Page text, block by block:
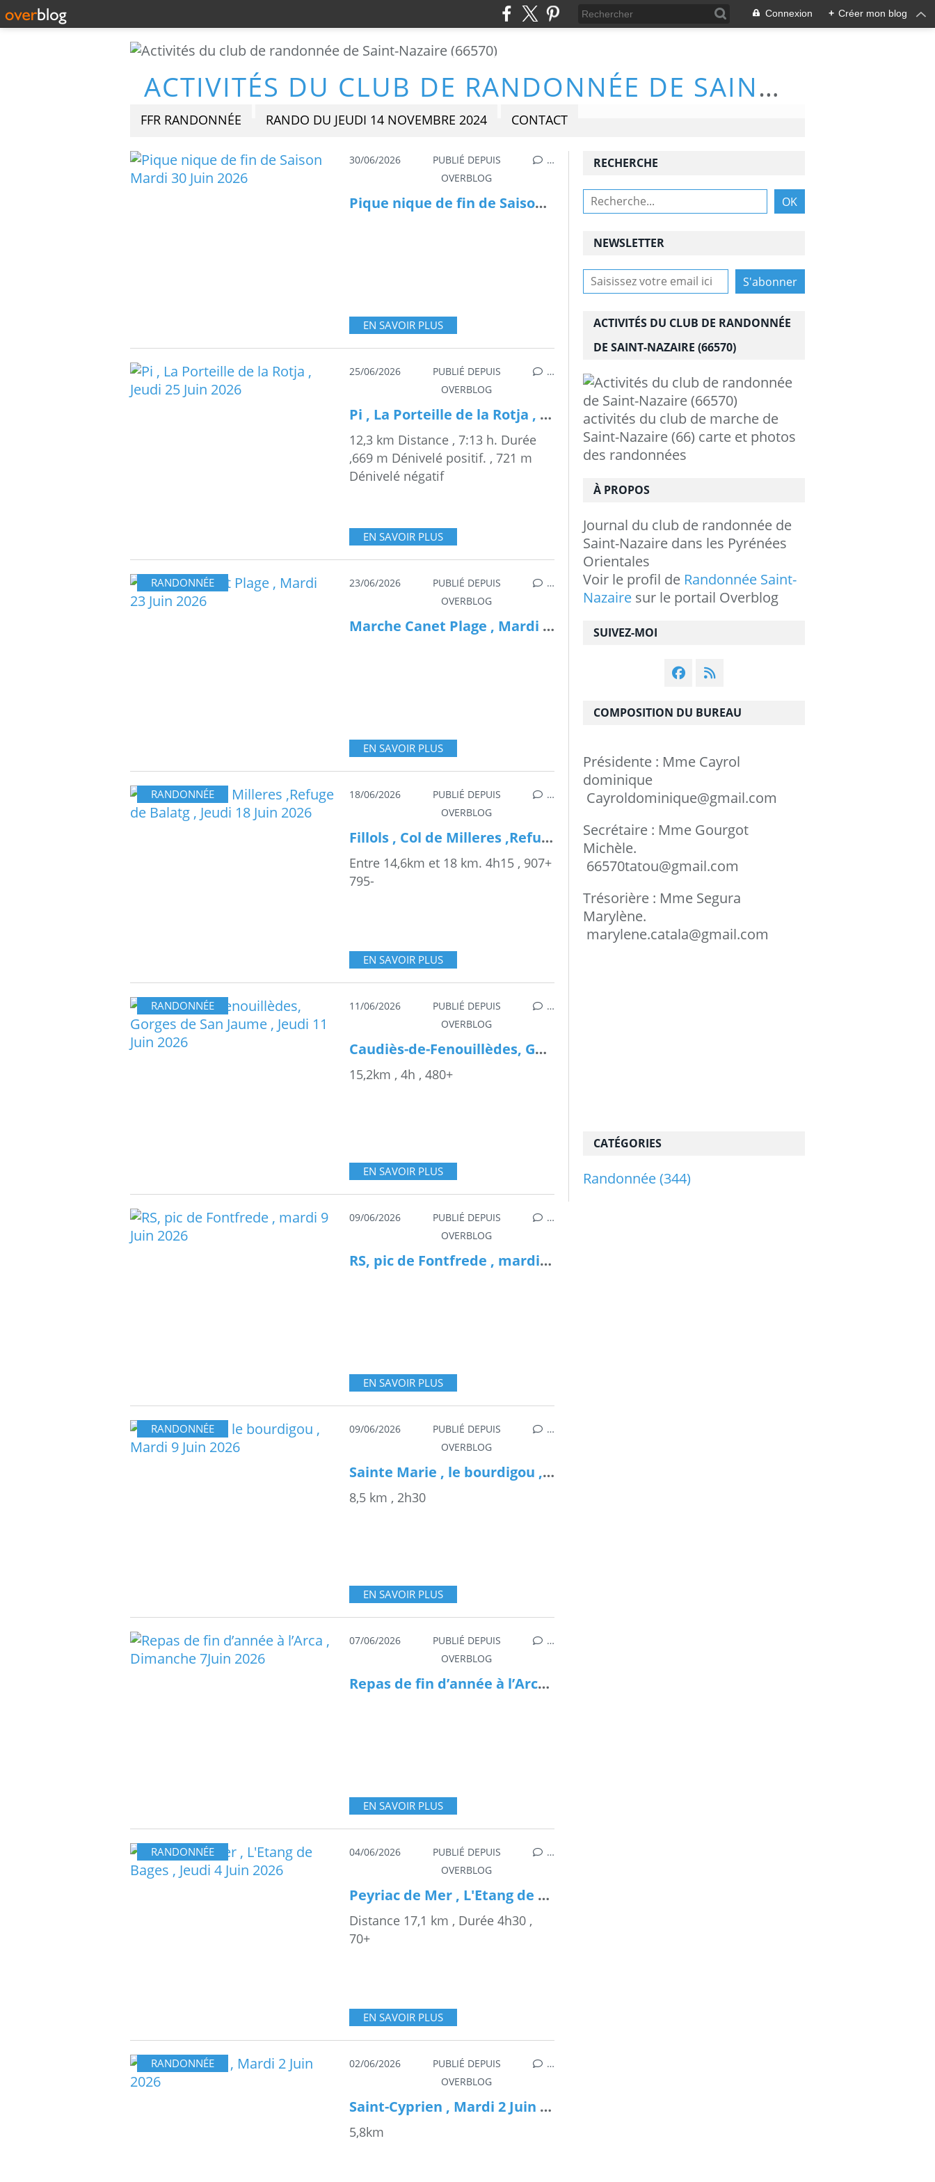
Connexion + Créer mon blog
ACTIVITÉS DU CLUB DE RANDONNÉE DE SAINT-NAZAIRE (66570)
FFR RANDONNÉE RANDO DU JEUDI 14 NOVEMBRE 2024 CONTACT
30/06/2026
PUBLIÉ DEPUIS
OVERBLOG
…
Pique nique de fin de Saison Mardi 30 Juin 2026
EN SAVOIR PLUS
25/06/2026
PUBLIÉ DEPUIS
OVERBLOG
…
Pi , La Porteille de la Rotja , Jeudi 25 Juin 2026
12,3 km Distance , 7:13 h. Durée
,669 m Dénivelé positif. , 721 m
Dénivelé négatif
EN SAVOIR PLUS
RANDONNÉE 23/06/2026
PUBLIÉ DEPUIS
OVERBLOG
…
Marche Canet Plage , Mardi 23 Juin 2026
EN SAVOIR PLUS
RANDONNÉE 18/06/2026
PUBLIÉ DEPUIS
OVERBLOG
…
Fillols , Col de Milleres ,Refuge de Balatg , Jeudi 18 Juin 2026
Entre 14,6km et 18 km. 4h15 , 907+
795-
EN SAVOIR PLUS
RANDONNÉE 11/06/2026
PUBLIÉ DEPUIS
OVERBLOG
…
Caudiès-de-Fenouillèdes, Gorges de San Jaume , Jeudi 11 Juin 2026
15,2km , 4h , 480+
EN SAVOIR PLUS
09/06/2026
PUBLIÉ DEPUIS
OVERBLOG
…
RS, pic de Fontfrede , mardi 9 Juin 2026
EN SAVOIR PLUS
RANDONNÉE 09/06/2026
PUBLIÉ DEPUIS
OVERBLOG
…
Sainte Marie , le bourdigou , Mardi 9 Juin 2026
8,5 km , 2h30
EN SAVOIR PLUS
07/06/2026
PUBLIÉ DEPUIS
OVERBLOG
…
Repas de fin d’année à l’Arca , Dimanche 7Juin 2026
EN SAVOIR PLUS
RANDONNÉE 04/06/2026
PUBLIÉ DEPUIS
OVERBLOG
…
Peyriac de Mer , L'Etang de Bages , Jeudi 4 Juin 2026
Distance 17,1 km , Durée 4h30 ,
70+
EN SAVOIR PLUS
RANDONNÉE 02/06/2026
PUBLIÉ DEPUIS
OVERBLOG
…
Saint-Cyprien , Mardi 2 Juin 2026
5,8km
NEWSLETTER
SUIVEZ-MOI
RECHERCHE
ACTIVITÉS DU CLUB DE RANDONNÉE
DE SAINT-NAZAIRE (66570)
activités du club de marche de
Saint-Nazaire (66) carte et photos
des randonnées
À PROPOS
Journal du club de randonnée de
Saint-Nazaire dans les Pyrénées
Orientales
Voir le profil de Randonnée Saint-
Nazaire sur le portail Overblog
CATÉGORIES
Randonnée(344)
COMPOSITION DU BUREAU
Présidente : Mme Cayrol
dominique
Cayroldominique@gmail.com
Secrétaire : Mme Gourgot
Michèle.
66570tatou@gmail.com
Trésorière : Mme Segura
Marylène.
marylene.catala@gmail.com